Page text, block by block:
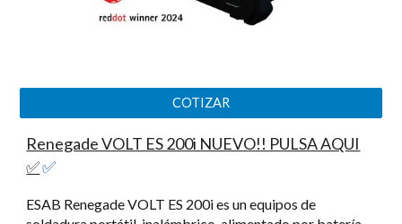
COTIZAR
Renegade VOLT ES 200i NUEVO!! PULSA AQUI
✅✅
ESAB Renegade VOLT ES 200i es un equipos de